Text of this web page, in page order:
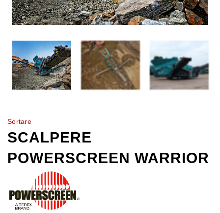
Sortare
SCALPERE
POWERSCREEN WARRIOR